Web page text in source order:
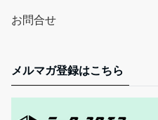
お問合せ
メルマガ登録はこちら